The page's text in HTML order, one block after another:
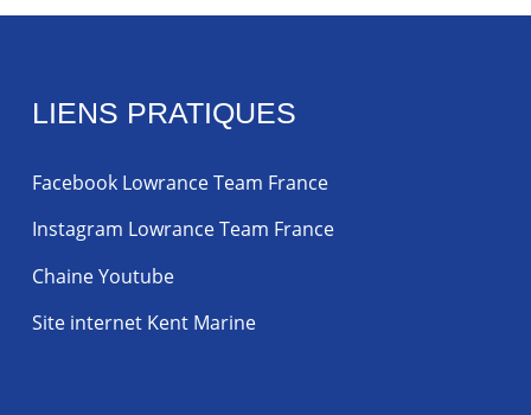
LIENS PRATIQUES
Facebook Lowrance Team France
Instagram Lowrance Team France
Chaine Youtube
Site internet Kent Marine